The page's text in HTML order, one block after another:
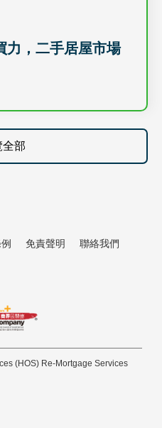
力，二手居屋市場
全部
免責聲明
聯絡我們
(HOS) Re-Mortgage Services